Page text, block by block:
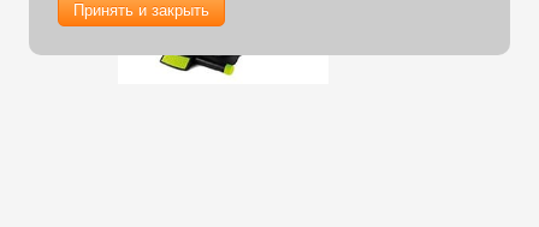
Принять и закрыть